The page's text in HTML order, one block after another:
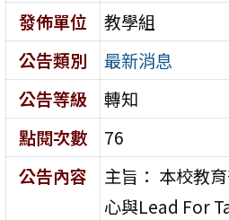
發佈單位
教學組
公告類別
最新消息
公告等級
轉知
點閱次數
76
公告內容
主旨： 本校教
心與Lead For